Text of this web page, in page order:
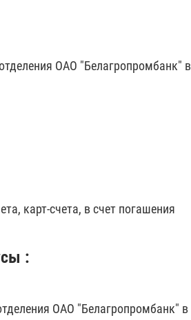
ОАО "Белагропромбанк" в
карт-счета, в счет погашения
:
ОАО "Белагропромбанк" в